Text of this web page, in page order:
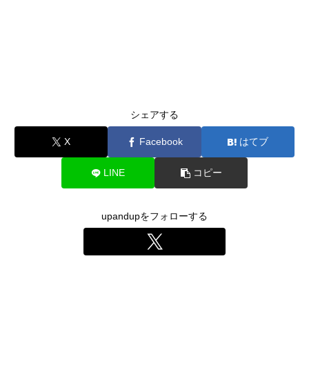
シェアする
X Facebook はてブ
LINE コピー
upandupをフォローする